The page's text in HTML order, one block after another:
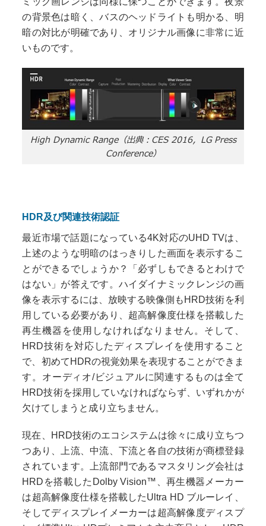
の背景色は暗く、バスのヘッドライトも明かる、明
暗の対比が明確であり、オリジナル画像に非常に近
いものです。
High Dynamic Range（出典：CES 2016，LG Press
Conference）
HDR及び関連技術認証
最近市場で話題になっている4K対応のUHD TVは、
上述のような明暗のはっきりした画面を表示するこ
とができるでしょうか？「必ずしもできるとわけで
はない」が答えです。ハイダイナミックレンジの画
像を表示するには、放映する映像側もHRD技術を利
用している必要があり、超高解像度仕様を搭載した
再生機器を使用しなければなりません。そして、
HRD技術を対応したディスプレイを使用すること
で、初めてHDRの視覚効果を表現することができま
す。オーディオ/ビジュアルに関連するものは全て
HRD技術を採用していなければならず、いずれかが
欠けてしまうと成り立ちません。
現在、HRD技術のエコシステムは徐々に成り立ちつ
つあり、上流、中流、下流と各自の技術が商標登録
されています。上流部門であるマスタリング会社は
HRDを搭載したDolby Vision™、再生機器メーカー
は超高解像度仕様を搭載したUltra HD ブルーレイ、
そしてディスプレイメーカーは超高解像度ディスプ